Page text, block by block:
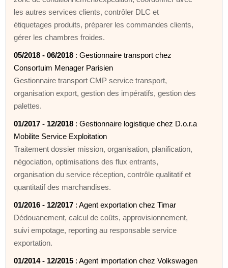
les autres services clients, contrôler DLC et
étiquetages produits, préparer les commandes clients,
gérer les chambres froides.
05/2018 - 06/2018 : Gestionnaire transport chez
Consortuim Menager Parisien
Gestionnaire transport CMP service transport,
organisation export, gestion des impératifs, gestion des
palettes.
01/2017 - 12/2018 : Gestionnaire logistique chez D.o.r.a
Mobilite Service Exploitation
Traitement dossier mission, organisation, planification,
négociation, optimisations des flux entrants,
organisation du service réception, contrôle qualitatif et
quantitatif des marchandises.
01/2016 - 12/2017 : Agent exportation chez Timar
Dédouanement, calcul de coûts, approvisionnement,
suivi empotage, reporting au responsable service
exportation.
01/2014 - 12/2015 : Agent importation chez Volkswagen